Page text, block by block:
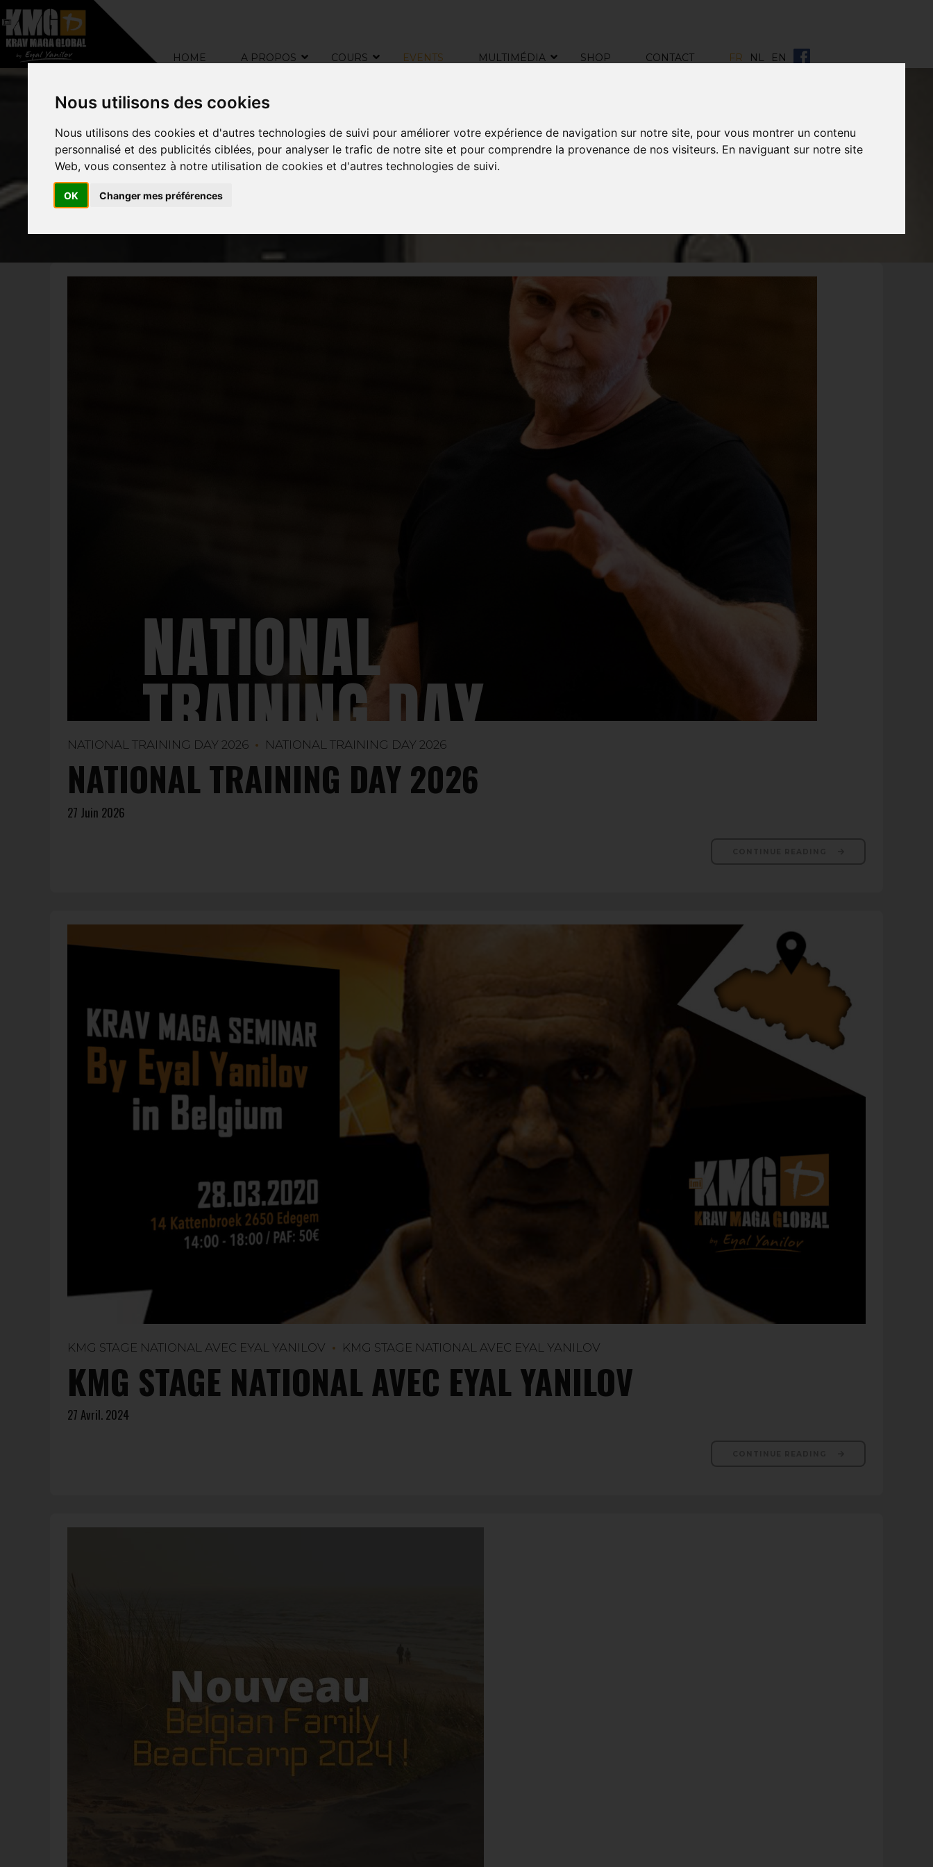
Nous utilisons des cookies
Nous utilisons des cookies et d'autres technologies de suivi pour améliorer votre expérience de navigation sur notre site, pour vous montrer un contenu
personnalisé et des publicités ciblées, pour analyser le trafic de notre site et pour comprendre la provenance de nos visiteurs. En naviguant sur notre site
Web, vous consentez à notre utilisation de cookies et d'autres technologies de suivi.
OK Changer mes préférences
HOME A PROPOS COURS EVENTS MULTIMÉDIA SHOP CONTACT FR NL EN
EVENTS
NATIONAL TRAINING DAY 2026 NATIONAL TRAINING DAY 2026
NATIONAL TRAINING DAY 2026
27 Juin 2026
KMG STAGE NATIONAL AVEC EYAL YANILOV KMG STAGE NATIONAL AVEC EYAL YANILOV
KMG STAGE NATIONAL AVEC EYAL YANILOV
27 Avril. 2024